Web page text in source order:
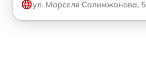
ул. Марселя Салимжанова, 5